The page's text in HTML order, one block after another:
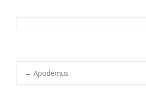
Navegación
← Apodemus